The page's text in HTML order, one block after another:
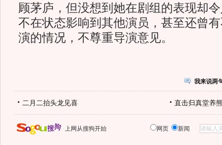
顾茅庐，但没想到她在剧组的表现却
不在状态影响到其他演员，甚至还曾
演的情况，不尊重导演意见。
我来说两
二月二抬头龙见喜 直击归真堂养
上网从搜狗开始 网页 新闻